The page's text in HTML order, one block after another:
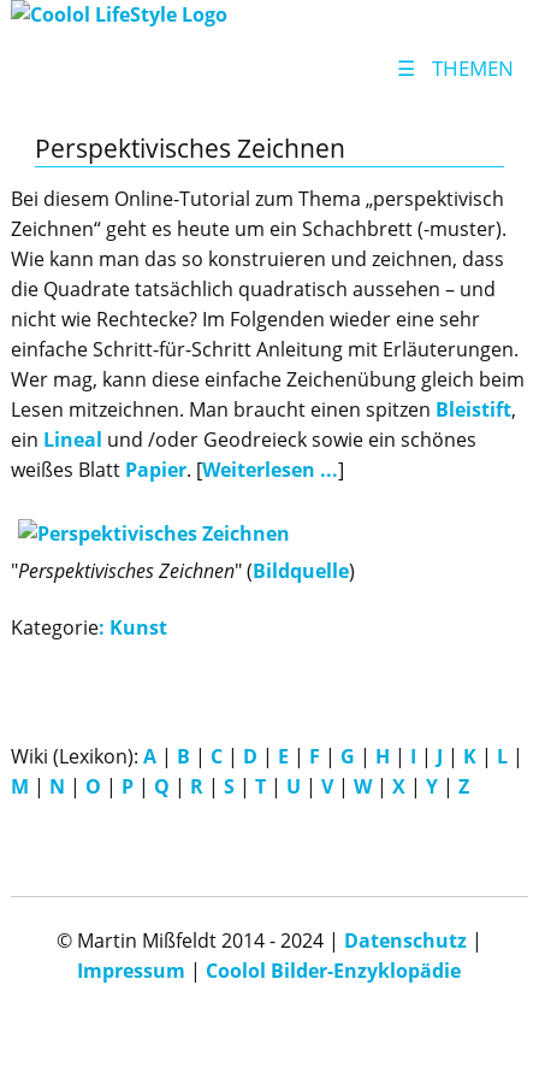
☰ THEMEN
Perspektivisches Zeichnen
Bei diesem Online-Tutorial zum Thema „perspektivisch
Zeichnen“ geht es heute um ein Schachbrett (-muster).
Wie kann man das so konstruieren und zeichnen, dass
die Quadrate tatsächlich quadratisch aussehen – und
nicht wie Rechtecke? Im Folgenden wieder eine sehr
einfache Schritt-für-Schritt Anleitung mit Erläuterungen.
Wer mag, kann diese einfache Zeichenübung gleich beim
Lesen mitzeichnen. Man braucht einen spitzen Bleistift,
ein Lineal und /oder Geodreieck sowie ein schönes
weißes Blatt Papier. [Weiterlesen ...]
"Perspektivisches Zeichnen" (Bildquelle)
Kategorie: Kunst
Wiki (Lexikon): A| B | C| D | E | F | G | H | I | J | K| L|
M | N | O | P| Q | R| S| T| U | V| W| X| Y| Z
© Martin Mißfeldt 2014 - 2024 | Datenschutz|
Impressum | Coolol Bilder-Enzyklopädie